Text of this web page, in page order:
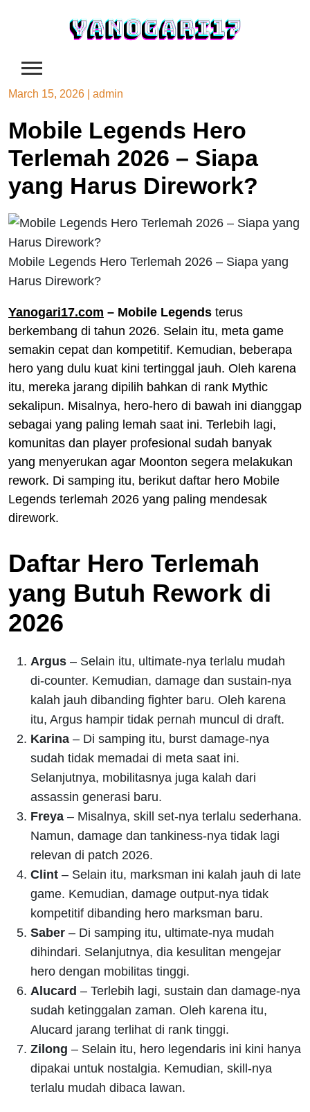
March 15, 2026 admin
Mobile Legends Hero
Terlemah 2026 – Siapa
yang Harus Dirework?
Mobile Legends Hero Terlemah 2026 – Siapa yang
Harus Dirework?
Yanogari17.com – Mobile Legends terus
berkembang di tahun 2026. Selain itu, meta game
semakin cepat dan kompetitif. Kemudian, beberapa
hero yang dulu kuat kini tertinggal jauh. Oleh karena
itu, mereka jarang dipilih bahkan di rank Mythic
sekalipun. Misalnya, hero-hero di bawah ini dianggap
sebagai yang paling lemah saat ini. Terlebih lagi,
komunitas dan player profesional sudah banyak
yang menyerukan agar Moonton segera melakukan
rework. Di samping itu, berikut daftar hero Mobile
Legends terlemah 2026 yang paling mendesak
dirework.
Daftar Hero Terlemah
yang Butuh Rework di
2026
Argus – Selain itu, ultimate-nya terlalu mudah
di-counter. Kemudian, damage dan sustain-nya
kalah jauh dibanding fighter baru. Oleh karena
itu, Argus hampir tidak pernah muncul di draft.
Karina – Di samping itu, burst damage-nya
sudah tidak memadai di meta saat ini.
Selanjutnya, mobilitasnya juga kalah dari
assassin generasi baru.
Freya – Misalnya, skill set-nya terlalu sederhana.
Namun, damage dan tankiness-nya tidak lagi
relevan di patch 2026.
Clint – Selain itu, marksman ini kalah jauh di late
game. Kemudian, damage output-nya tidak
kompetitif dibanding hero marksman baru.
Saber – Di samping itu, ultimate-nya mudah
dihindari. Selanjutnya, dia kesulitan mengejar
hero dengan mobilitas tinggi.
Alucard – Terlebih lagi, sustain dan damage-nya
sudah ketinggalan zaman. Oleh karena itu,
Alucard jarang terlihat di rank tinggi.
Zilong – Selain itu, hero legendaris ini kini hanya
dipakai untuk nostalgia. Kemudian, skill-nya
terlalu mudah dibaca lawan.